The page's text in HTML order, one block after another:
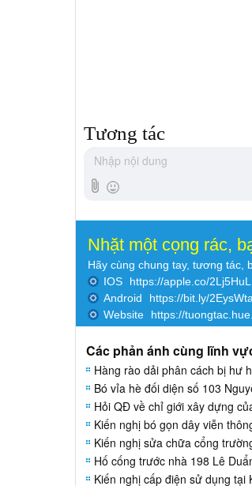
Tương tác
Nhặt một cọng rác,
Hãy cùng chung tay, tương tác,
IOS
https://apple.co/2Lj5HuL
Android
https://bit.ly/2EysWta
Website
https://
Các phản ánh cùng lĩnh
Hàng rào dải phân cách bị hư
Bó vỉa hè đối diện số 103
Hỏi QĐ về chỉ giới xây dựng
Kiến nghị bó gọn dây viễn
Kiến nghị sửa chữa cổng
Hố cống trước nhà 198 Lê
Kiến nghị cấp điện sử dụng tại